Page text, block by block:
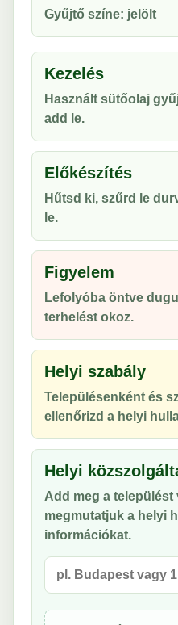
Gyűjtő színe: jelölt
Kezelés
Használt sütőolaj
add le.
Előkészítés
Hűtsd ki, szűrd le
le.
Figyelem
Lefolyóba öntve
terhelést okoz.
Helyi szabály
Településenként és
ellenőrizd a helyi
Helyi
Add meg a
megmutatjuk a helyi
információkat.